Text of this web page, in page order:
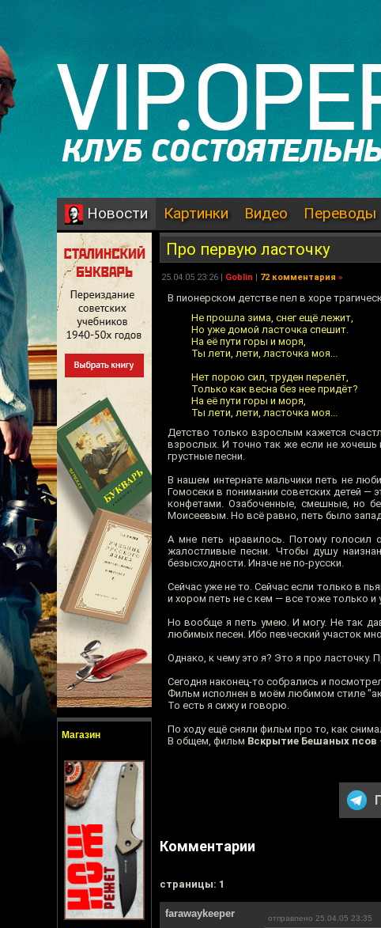
Новости Картинки Видео Переводы
Магазин
Про первую ласточку
25.04.05 23:26 | Goblin | 72 комментария »
В пионерском детстве пел в хоре
Не прошла зима, снег ещё лежит,
Но уже домой ласточка спешит.
На её пути горы и моря,
Ты лети, лети, ласточка моя...
Нет порою сил, труден перелёт,
Только как весна без нее придёт?
На её пути горы и моря,
Ты лети, лети, ласточка моя...
Детство только взрослым кажется
взрослых. И точно так же если не хочешь
грустные песни.
В нашем интернате мальчики петь не
Гомосеки в понимании советских детей
конфетами. Озабоченные, смешные, но
Моисеевым. Но всё равно, петь было
А мне петь нравилось. Потому голосил
жалостливые песни. Чтобы душу
безысходности. Иначе не по-русски.
Сейчас уже не то. Сейчас если только в
и хором петь не с кем — все тоже только
Но вообще я петь умею. И могу. Не так
любимых песен. Ибо певческий участок
Однако, к чему это я? Это я про ласточку.
Сегодня наконец-то собрались и
Фильм исполнен в моём любимом стиле
То есть я сижу и говорю.
По ходу ещё сняли фильм про то, как
В общем, фильм Вскрытие Бешаных псов
Комментарии
cтраницы: 1
farawaykeeper отправлено 25.04.05 23:35